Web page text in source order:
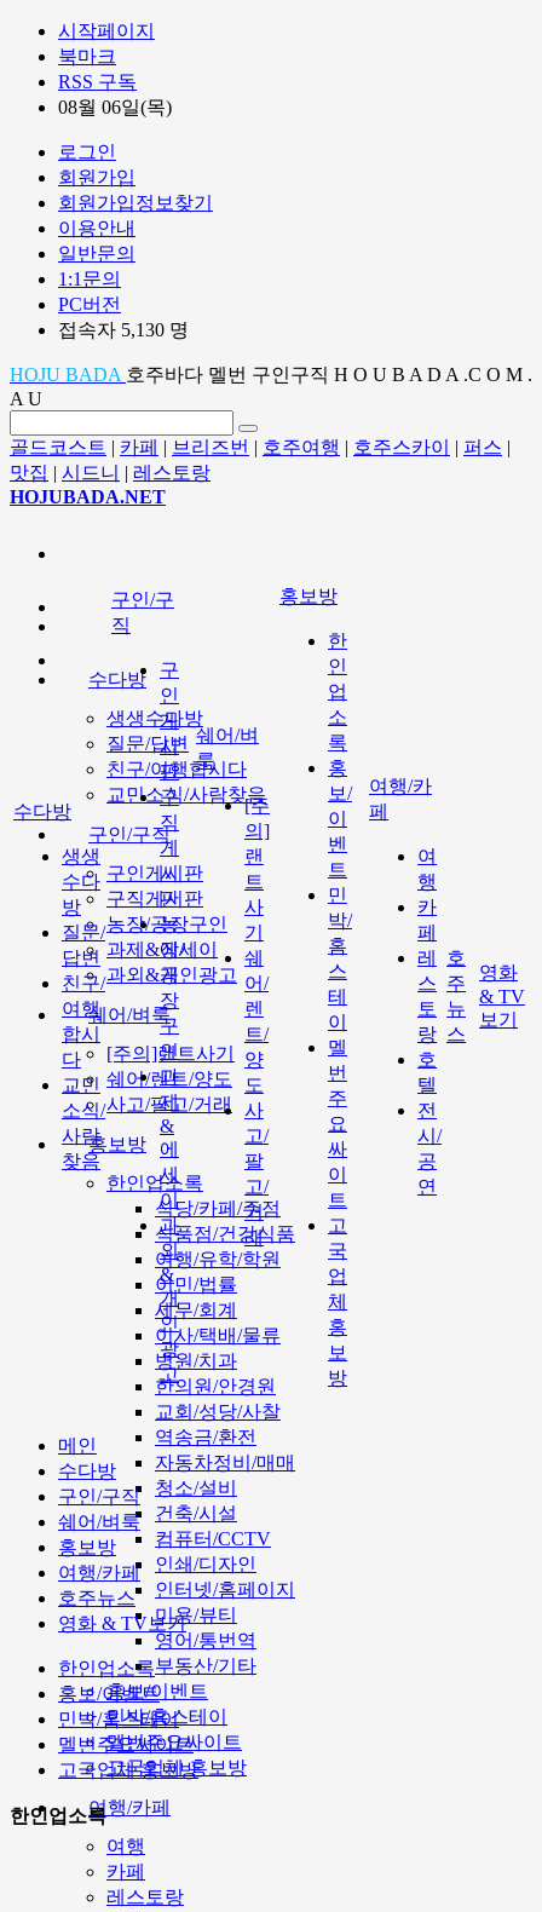
시작페이지
북마크
RSS 구독
08월 06일(목)
로그인
회원가입
회원가입정보찾기
이용안내
일반문의
1:1문의
PC버전
접속자 5,130 명
HOJU BADA 호주바다 멜번 구인구직 H O U B A D A .C O M .
A U
골드코스트 | 카페 | 브리즈번 | 호주여행 | 호주스카이 | 퍼스 |
맛집 | 시드니 | 레스토랑
HOJUBADA.NET
수다방
생생수다방
질문/답변
친구/여행합시다
교민소식/사람찾음
구인/구직
구인게시판
구직게시판
농장/공장구인
과제&에세이
과외&개인광고
쉐어/벼룩
[주의]랜트사기
쉐어/렌트/양도
사고/팔고/거래
홍보방
한인업소록
식당/카페/주점
식품점/건강식품
여행/유학/학원
이민/법률
세무/회계
이사/택배/물류
병원/치과
한의원/안경원
교회/성당/사찰
역송금/환전
자동차정비/매매
청소/설비
건축/시설
컴퓨터/CCTV
인쇄/디자인
인터넷/홈페이지
미용/뷰티
영어/통번역
부동산/기타
홍보/이벤트
민박/홈스테이
멜번주요싸이트
고국업체 홍보방
여행/카페
여행
카페
레스토랑
수다방
생생
수다
방
질문/
답변
친구/
여행
합시
다
교민
소식/
사람
찾음
구인/구
직
구
인
게
시
판
구
직
게
시
판
농
장/
공
장
구
인
과
제
&
에
세
이
과
외
&
개
인
광
고
쉐어/벼
룩
[주
의]
랜
트
사
기
쉐
어/
렌
트/
양
도
사
고/
팔
고/
거
래
홍보방
한
인
업
소
록
홍
보/
이
벤
트
민
박/
홈
스
테
이
멜
번
주
요
싸
이
트
고
국
업
체
홍
보
방
여행/카
페
여
행
카
페
레
스
토
랑
호
텔
전
시/
공
연
호
주
뉴
스
영화
& TV
보기
메인
수다방
구인/구직
쉐어/벼룩
홍보방
여행/카페
호주뉴스
영화 & TV보기
한인업소록
홍보/이벤트
민박/홈스테이
멜번주요싸이트
고국업체 홍보방
한인업소록